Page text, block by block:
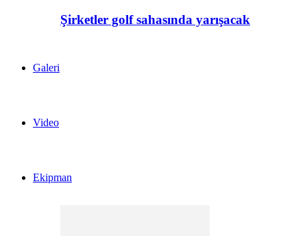
Şirketler golf sahasında yarışacak
Galeri
Video
Ekipman